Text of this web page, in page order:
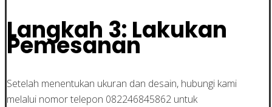
Langkah 3: Lakukan
Pemesanan
Setelah menentukan ukuran dan desain, hubungi kami
melalui nomor telepon 082246845862 untuk